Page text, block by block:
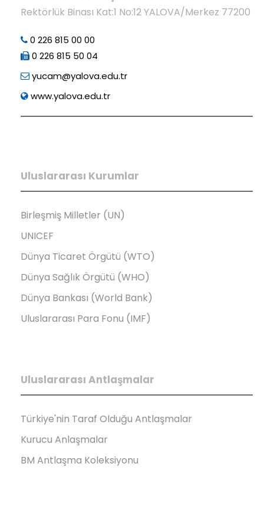
Rektörlük Binası Kat:1 No:12 YALOVA/Merkez 77200
0 226 815 00 00
0 226 815 50 04
yucam@yalova.edu.tr
www.yalova.edu.tr
Uluslararası Kurumlar
Birleşmiş Milletler (UN)
UNICEF
Dünya Ticaret Örgütü (WTO)
Dünya Sağlık Örgütü (WHO)
Dünya Bankası (World Bank)
Uluslararası Para Fonu (IMF)
Uluslararası Antlaşmalar
Türkiye'nin Taraf Olduğu Antlaşmalar
Kurucu Anlaşmalar
BM Antlaşma Koleksiyonu